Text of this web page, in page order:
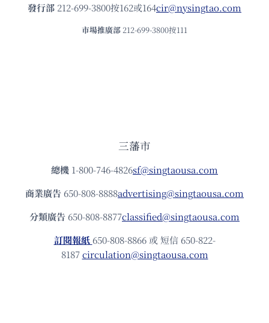
發⾏部 212-699-3800按162或164cir@nysingtao.com
市場推廣部 212-699-3800按111
三藩市
總機 1-800-746-4826sf@singtaousa.com
商業廣告 650-808-8888advertising@singtaousa.com
分類廣告 650-808-8877classified@singtaousa.com
訂閱報紙 650-808-8866 或 短信 650-822-
8187circulation@singtaousa.com